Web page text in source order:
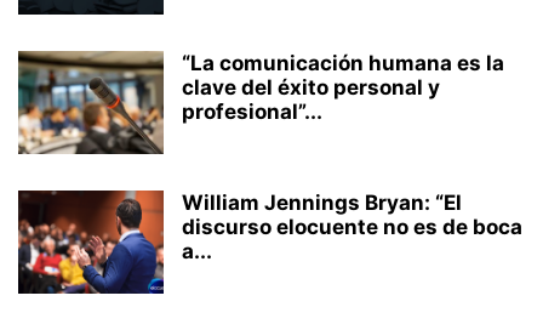
“La comunicación humana es la
clave del éxito personal y
profesional”...
William Jennings Bryan: “El
discurso elocuente no es de boca
a...